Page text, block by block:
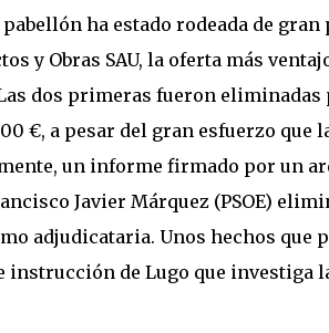
ha estado rodeada de
y Obras SAU, la oferta más
dos primeras fueron
€, a pesar del gran esfuerzo que
un informe firmado por un
Javier Márquez (PSOE)
adjudicataria. Unos hechos que
de Lugo que investiga